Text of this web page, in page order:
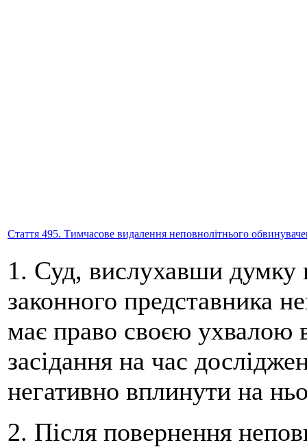
Стаття 495. Тимчасове видалення неповнолітнього
1. Суд, вислухавши думку
законного представника
має право своєю ухвалою
засідання на час
негативно вплинути на
2. Після повернення